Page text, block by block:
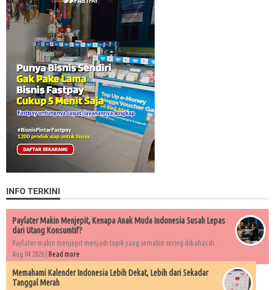
INFO TERKINI
Paylater Makin Menjepit, Kenapa Anak Muda Indonesia Susah Lepas
dari Utang Konsumtif?
Paylater makin menjepit menjadi topik yang semakin sering dibahas di...
Aug 04 2026 | Read more
Memahami Kalender Indonesia Lebih Dekat, Lebih dari Sekadar
Tanggal Merah